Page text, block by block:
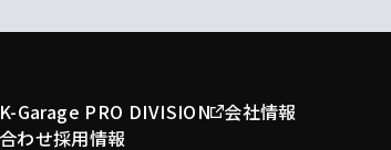
K-Garage PRO DIVISION 会社情報
わせ採用情報